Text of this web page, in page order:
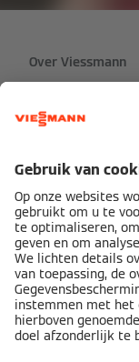
Over Viessmann
Contact
Pers
Speak Up
Producten
Consumenten
Ondernemingen